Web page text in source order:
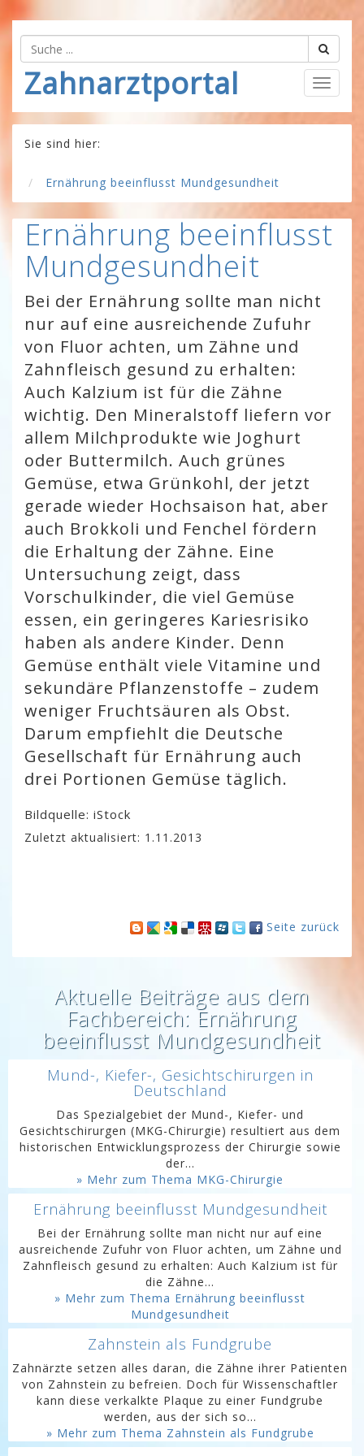
Zahnarztportal
Sie sind hier:
Ernährung beeinflusst Mundgesundheit
Ernährung beeinflusst
Mundgesundheit
Bei der Ernährung sollte man nicht
nur auf eine ausreichende Zufuhr
von Fluor achten, um Zähne und
Zahnfleisch gesund zu erhalten:
Auch Kalzium ist für die Zähne
wichtig. Den Mineralstoff liefern vor
allem Milchprodukte wie Joghurt
oder Buttermilch. Auch grünes
Gemüse, etwa Grünkohl, der jetzt
gerade wieder Hochsaison hat, aber
auch Brokkoli und Fenchel fördern
die Erhaltung der Zähne. Eine
Untersuchung zeigt, dass
Vorschulkinder, die viel Gemüse
essen, ein geringeres Kariesrisiko
haben als andere Kinder. Denn
Gemüse enthält viele Vitamine und
sekundäre Pflanzenstoffe – zudem
weniger Fruchtsäuren als Obst.
Darum empfiehlt die Deutsche
Gesellschaft für Ernährung auch
drei Portionen Gemüse täglich.
Bildquelle: iStock
Zuletzt aktualisiert: 1.11.2013
Seite zurück
Aktuelle Beiträge aus dem
Fachbereich: Ernährung
beeinflusst Mundgesundheit
Mund-, Kiefer-, Gesichtschirurgen in
Deutschland
Das Spezialgebiet der Mund-, Kiefer- und
Gesichtschirurgen (MKG-Chirurgie) resultiert aus dem
historischen Entwicklungsprozess der Chirurgie sowie
der...
» Mehr zum Thema MKG-Chirurgie
Ernährung beeinflusst Mundgesundheit
Bei der Ernährung sollte man nicht nur auf eine
ausreichende Zufuhr von Fluor achten, um Zähne und
Zahnfleisch gesund zu erhalten: Auch Kalzium ist für
die Zähne...
» Mehr zum Thema Ernährung beeinflusst
Mundgesundheit
Zahnstein als Fundgrube
Zahnärzte setzen alles daran, die Zähne ihrer Patienten
von Zahnstein zu befreien. Doch für Wissenschaftler
kann diese verkalkte Plaque zu einer Fundgrube
werden, aus der sich so...
» Mehr zum Thema Zahnstein als Fundgrube